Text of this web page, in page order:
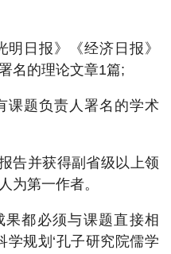
日报》《经济日报》
名的理论文章1篇;
课题负责人署名的学术
告并获得副省级以上领
为第一作者。
都必须与课题直接相
学规划‘孔子研究院儒学